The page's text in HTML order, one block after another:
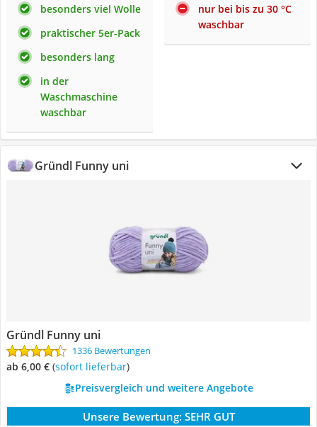
besonders viel Wolle
praktischer 5er-Pack
besonders lang
in der
Waschmaschine
waschbar
nur bei bis zu 30 °C
waschbar
Gründl Funny uni
Gründl Funny uni
1336 Bewertungen
ab 6,00 € ( Sofort lieferbar)
Preisvergleich und weitere Angebote
Unsere Bewertung: SEHR GUT